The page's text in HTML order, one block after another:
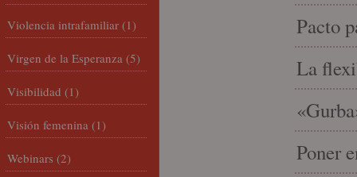
Pacto
La
Poner
Violencia intrafamiliar (1)
Virgen de la Esperanza (5)
Visibilidad (1)
Visión femenina (1)
Webinars (2)